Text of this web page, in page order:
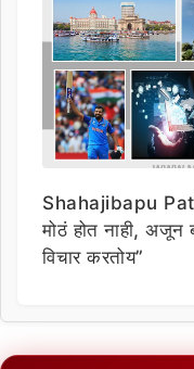
Shahajibapu
मोठं होत नाही, अजून
विचार करतोय”